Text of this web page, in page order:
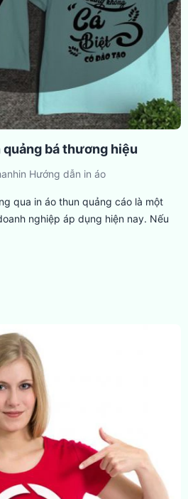
bá thương hiệu
in Hướng dẫn in áo
qua in áo thun quảng cáo là một
nghiệp áp dụng hiện nay. Nếu